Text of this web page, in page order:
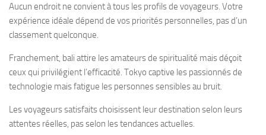
Aucun endroit ne convient à tous les profils de voyageurs. Votre
expérience idéale dépend de vos priorités personnelles, pas d’un
classement quelconque.
Franchement, bali attire les amateurs de spiritualité mais déçoit
ceux qui privilégient l’efficacité. Tokyo captive les passionnés de
technologie mais fatigue les personnes sensibles au bruit.
Les voyageurs satisfaits choisissent leur destination selon leurs
attentes réelles, pas selon les tendances actuelles.